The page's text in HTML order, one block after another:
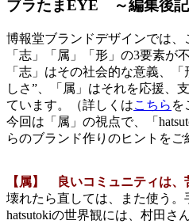
ブラたまEYE ～編集後記
博報堂ブランドデザインでは
「志」「属」「形」の3要素が
「志」はその社会的な意義、
しさ”、「属」はそれを応援、
ています。（詳しくはこちら を
今回は「属」の視点で、「
らのブランド作りのヒントをご
【属】 良いコミュニティは、
壊れたら直しては、また使う。
hatsutokiの世界観には、村田さ